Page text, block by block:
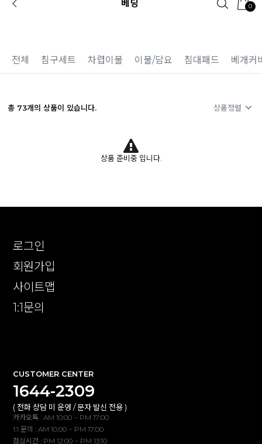
카카오 플친 추가하면1천원 즉시 할인 쿠폰
베딩 0
전체 침구세트 차렵이불 이불/담요 침대패드 베개커
총 73개의 상품이 있습니다. 상품정렬
상품 준비중 입니다.
로그인
회원가입
사이트맵
1:1문의
CUSTOMER CENTER
1644-2309
( 전화 상담 미 운영 / 문자 발신 전용 )
카카오톡 : AM 10:00 ~ PM 17:00
1:1 문의 : AM 10:00 ~ PM 17:00
점심시간 : PM 12:00 ~ PM 13:10